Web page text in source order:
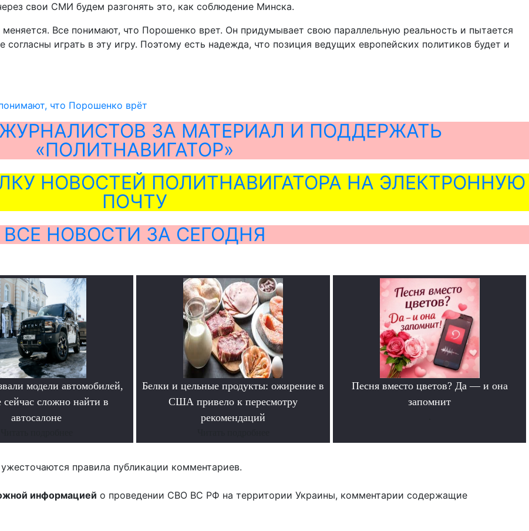
свои СМИ будем разгонять это, как соблюдение Минска.
Все понимают, что Порошенко врет. Он придумывает свою параллельную реальность и пытается
согласны играть в эту игру. Поэтому есть надежда, что позиция ведущих европейских политиков будет и
что Порошенко врёт
ЗА МАТЕРИАЛ И ПОДДЕРЖАТЬ
«ПОЛИТНАВИГАТОР»
НОВОСТЕЙ ПОЛИТНАВИГАТОРА НА ЭЛЕКТРОННУЮ
ПОЧТУ
ВСЕ НОВОСТИ ЗА СЕГОДНЯ
модели автомобилей,
сейчас сложно найти в
автосалоне
Белки и цельные продукты: ожирение в
США привело к пересмотру
рекомендаций
Песня вместо цветов? Да — и она
запомнит
правила публикации комментариев.
информацией о проведении СВО ВС РФ на территории Украины, комментарии содержащие